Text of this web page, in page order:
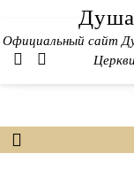
content
Официальный сайт